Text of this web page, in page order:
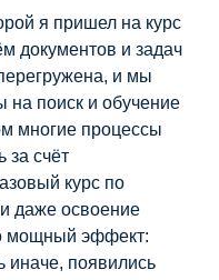
я пришел на курс
документов и задач
и мы
на поиск и обучение
многие процессы
за счёт
курс по
даже освоение
мощный эффект:
иначе, появились